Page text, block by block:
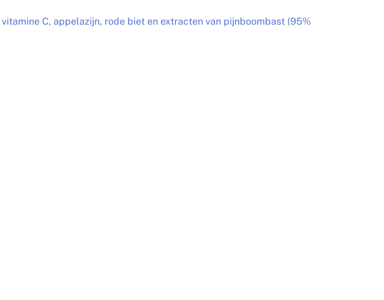
C, appelazijn, rode biet en extracten van pijnboombast (95%